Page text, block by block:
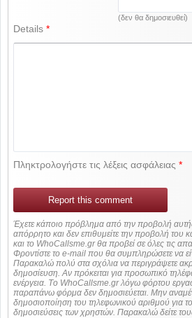
(δεν θα δημοσιευθεί)
Details*
Πληκτρολογήστε τις λέξεις ασφάλειας*
Report this comment
Έχετε κάποιο πρόβλημα από την προβολή
απόρρητο και δεν επιθυμείτε την προβολή
και το WhoCallsme.gr θα προβεί σε όλες τις
Φροντίστε το e-mail που θα συμπληρώσετε να
Παρακαλώ πολύ στα σχόλια να περιγράψετε
δημοσίευση. Αν πρόκειται για προσωπικό τηλέφωνο απαιτείται η ταυτοποίηση των στοιχείων πριν από οποιοδήποτε
ενέργεια. Τo WhoCallsme.gr λόγω φόρτου
παραπάνω φόρμα δεν δημοσιεύεται. Μην
δημοσιοποίηση του τηλεφωνικού αριθμού για
δημοσιεύσεις των χρηστών. Παρακαλώ δείτε